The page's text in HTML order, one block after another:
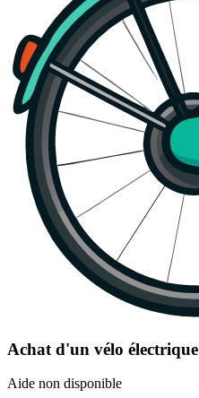
Achat d'un vélo électrique
Aide non disponible